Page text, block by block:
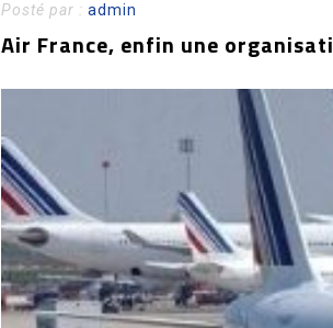
Posté par : admin
Air France, enfin une